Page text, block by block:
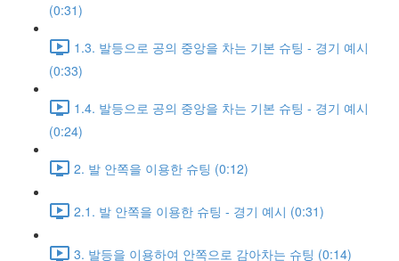
(0:31)
1.3. 발등으로 공의 중앙을 차는 기본 슈팅 - 경기 예시
(0:33)
1.4. 발등으로 공의 중앙을 차는 기본 슈팅 - 경기 예시
(0:24)
2. 발 안쪽을 이용한 슈팅 (0:12)
2.1. 발 안쪽을 이용한 슈팅 - 경기 예시 (0:31)
3. 발등을 이용하여 안쪽으로 감아차는 슈팅 (0:14)